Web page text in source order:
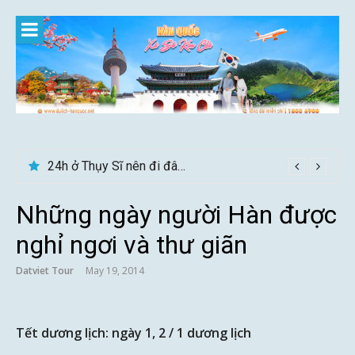
content
24h ở Thụy Sĩ nên đi đâu, chơi gì?
Những ngày người Hàn được
nghỉ ngơi và thư giãn
Datviet Tour May 19, 2014
Tết dương lịch: ngày 1, 2 / 1 dương lịch